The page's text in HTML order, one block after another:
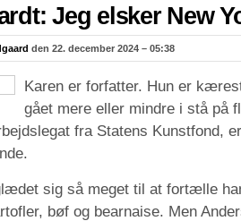
Jeg elsker New
den 22. december 2024 – 05:38
Karen er forfatter. Hun er
gået mere eller mindre i stå på
fra Statens Kunstfond,
sig så meget til at fortælle
bøf og bearnaise. Men